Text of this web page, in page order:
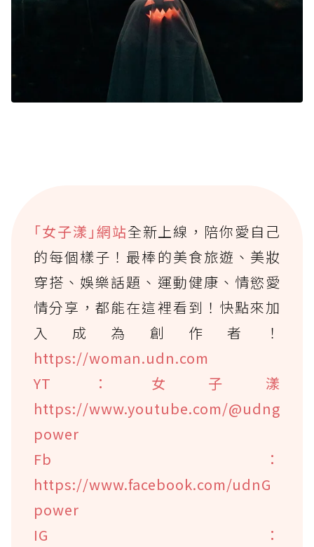
｢女子漾｣網站全新上線，陪你愛自己
的每個樣子！最棒的美食旅遊、美妝
穿搭、娛樂話題、運動健康、情慾愛
情分享，都能在這裡看到！快點來加
入成為創作者！
https://woman.udn.com
YT：女子漾
https://www.youtube.com/@udng
power
Fb：
https://www.facebook.com/udnG
power
IG：